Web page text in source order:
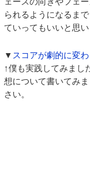
ェースの向きやフェ
られるようになるま
ていってもいいと思い
▼ スコアが劇的に変
↑僕も実践してみまし
想について書いてみ
さい。